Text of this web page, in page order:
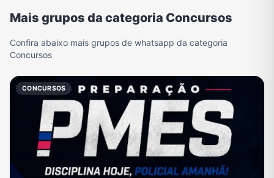
Mais grupos da categoria Concursos
Confira abaixo mais grupos de whatsapp da categoria
Concursos
CONCURSOS